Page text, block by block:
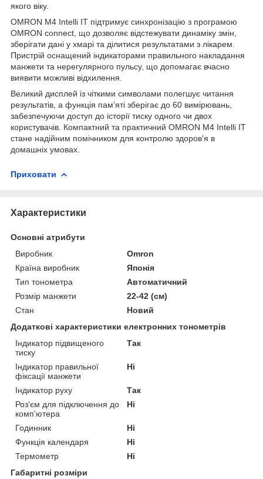
якого віку.
OMRON M4 Intelli IT підтримує синхронізацію з програмою
OMRON connect, що дозволяє відстежувати динаміку змін,
зберігати дані у хмарі та ділитися результатами з лікарем.
Пристрій оснащений індикаторами правильного накладання
манжети та нерегулярного пульсу, що допомагає вчасно
виявити можливі відхилення.
Великий дисплей із чіткими символами полегшує читання
результатів, а функція пам'яті зберігає до 60 вимірювань,
забезпечуючи доступ до історії тиску одного чи двох
користувачів. Компактний та практичний OMRON M4 Intelli IT
стане надійним помічником для контролю здоров'я в
домашніх умовах.
Приховати
Характеристики
Основні атрибути
Виробник
Omron
Країна виробник
Японія
Тип тонометра
Автоматичний
Розмір манжети
22-42 (см)
Стан
Новий
Додаткові характеристики електронних тонометрів
Індикатор підвищеного
тиску
Так
Індикатор правильної
фіксації манжети
Ні
Індикатор руху
Так
Роз'єм для підключення до
комп'ютера
Ні
Годинник
Ні
Функція календаря
Ні
Термометр
Ні
Габаритні розміри